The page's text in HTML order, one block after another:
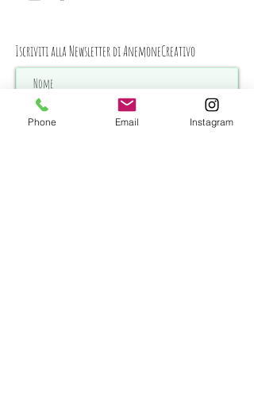
Iscriviti alla Newsletter di AnemoneCreativo
Phone Email Instagram